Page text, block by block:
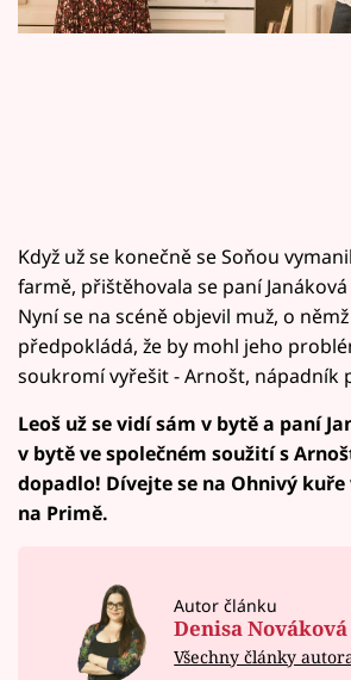
Přihlášení
Když už se konečně se Soňou
farmě, přištěhovala se paní
Nyní se na scéně objevil muž, o
předpokládá, že by mohl jeho
soukromí vyřešit - Arnošt, nápadník
Leoš už se vidí sám v bytě a paní
v bytě ve společném soužití s
dopadlo! Dívejte se na Ohnivý kuře
na Primě.
Autor článku
Denisa Nováková
Všechny články